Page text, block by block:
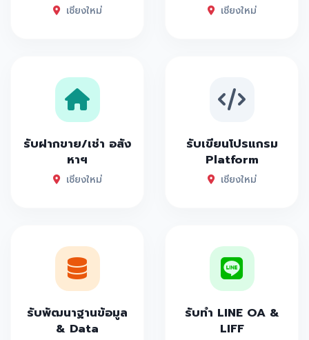
เชียงใหม่ เชียงใหม่
รับฝากขาย/เช่า อสัง
หาฯ
เชียงใหม่
รับเขียนโปรแกรม
Platform
เชียงใหม่
รับพัฒนาฐานข้อมูล
& Data
รับทำ LINE OA &
LIFF